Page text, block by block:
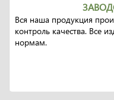
Вся наша продукция
контроль качества. Все
нормам.